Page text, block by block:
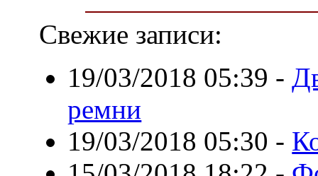
Свежие записи:
19/03/2018 05:39 -
ремни
19/03/2018 05:30 -